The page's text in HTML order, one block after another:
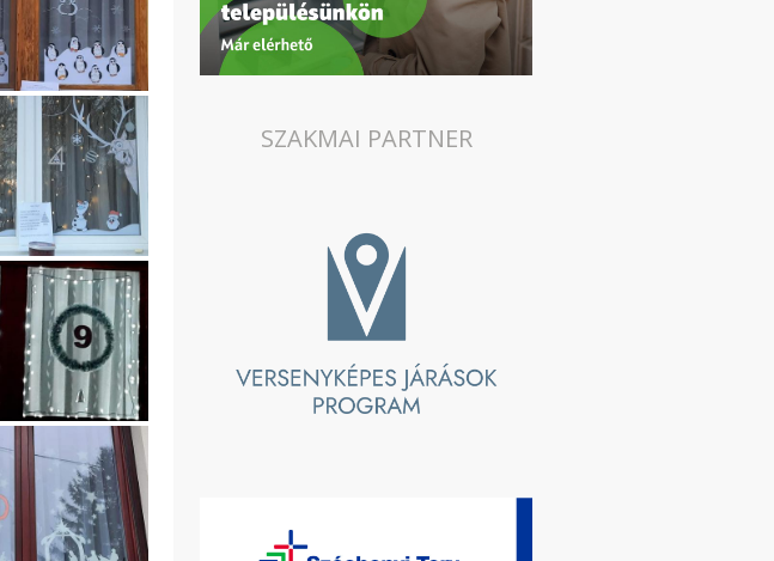
SZAKMAI PARTNER